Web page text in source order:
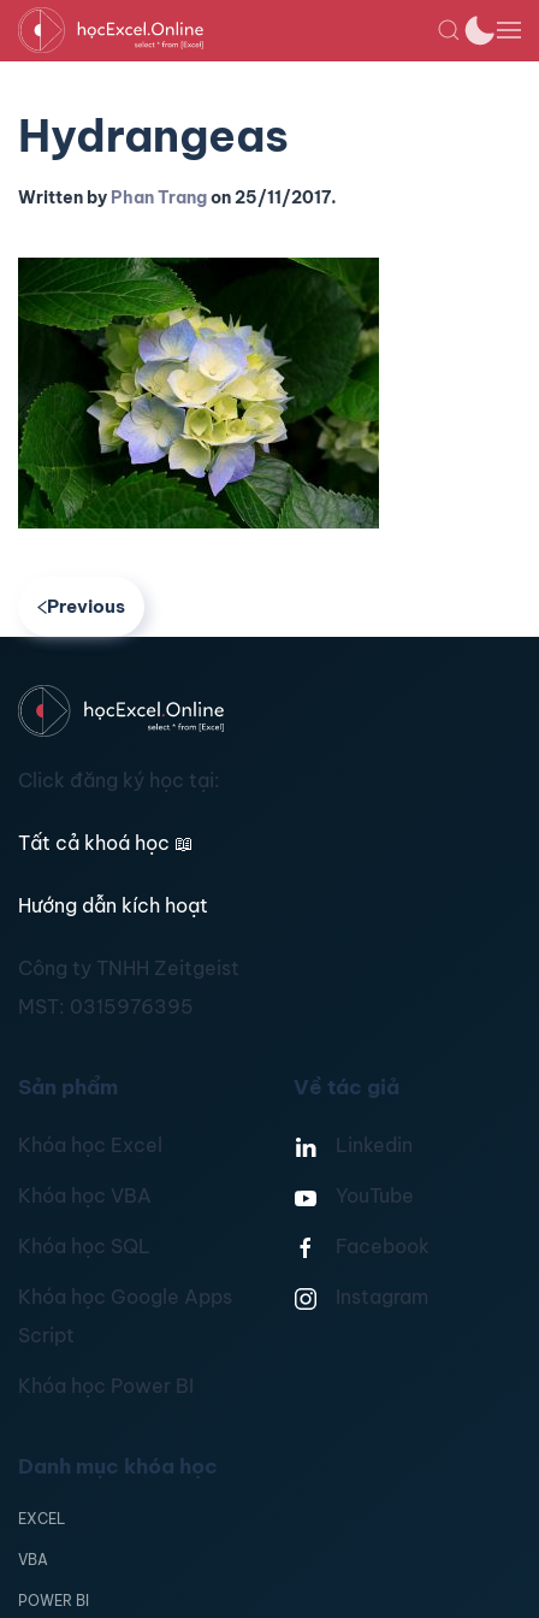
Hydrangeas
Written by Phan Trangon25/11/2017.
Previous
Click đăng ký học tại:
Tất cả khoá học 📖
Hướng dẫn kích hoạt
Công ty TNHH Zeitgeist
MST: 0315976395
Sản phẩm
Khóa học Excel
Khóa học VBA
Khóa học SQL
Khóa học Google Apps
Script
Khóa học Power BI
Về tác giả
Linkedin
YouTube
Facebook
Instagram
Danh mục khóa học
EXCEL
VBA
POWER BI